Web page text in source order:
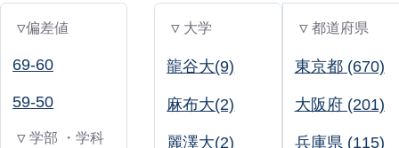
▽偏差値
69-60
59-50
▽ 学部 ・学科
▽ 大学
龍谷大(9)
麻布大(2)
麗澤大(2)
▽ 都道府県
東京都 (670)
大阪府 (201)
兵庫県 (115)